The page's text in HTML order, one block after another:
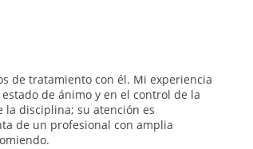
de tratamiento con él. Mi experiencia
de ánimo y en el control de la
la disciplina; su atención es
de un profesional con amplia